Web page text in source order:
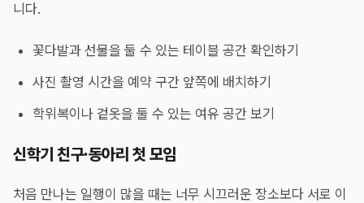
니다.
꽃다발과 선물을 둘 수 있는 테이블 공간 확인하기
사진 촬영 시간을 예약 구간 앞쪽에 배치하기
학위복이나 겉옷을 둘 수 있는 여유 공간 보기
신학기 친구·동아리 첫 모임
처음 만나는 일행이 많을 때는 너무 시끄러운 장소보다 서로 이